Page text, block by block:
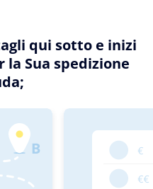
qui sotto e inizi
la Sua spedizione